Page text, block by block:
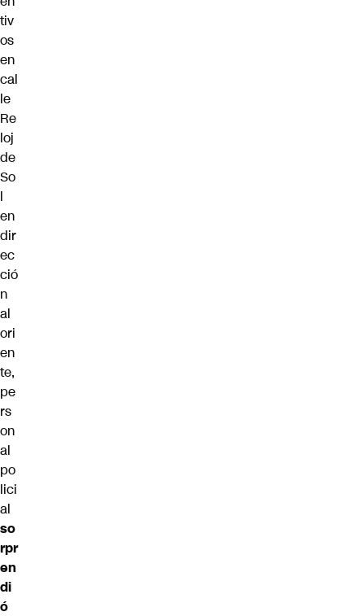
tiv
os
en
cal
le
Re
loj
de
So
l
en
dir
ec
ció
n
al
ori
en
te,
pe
rs
on
al
po
lici
al
so
rpr
en
di
ó